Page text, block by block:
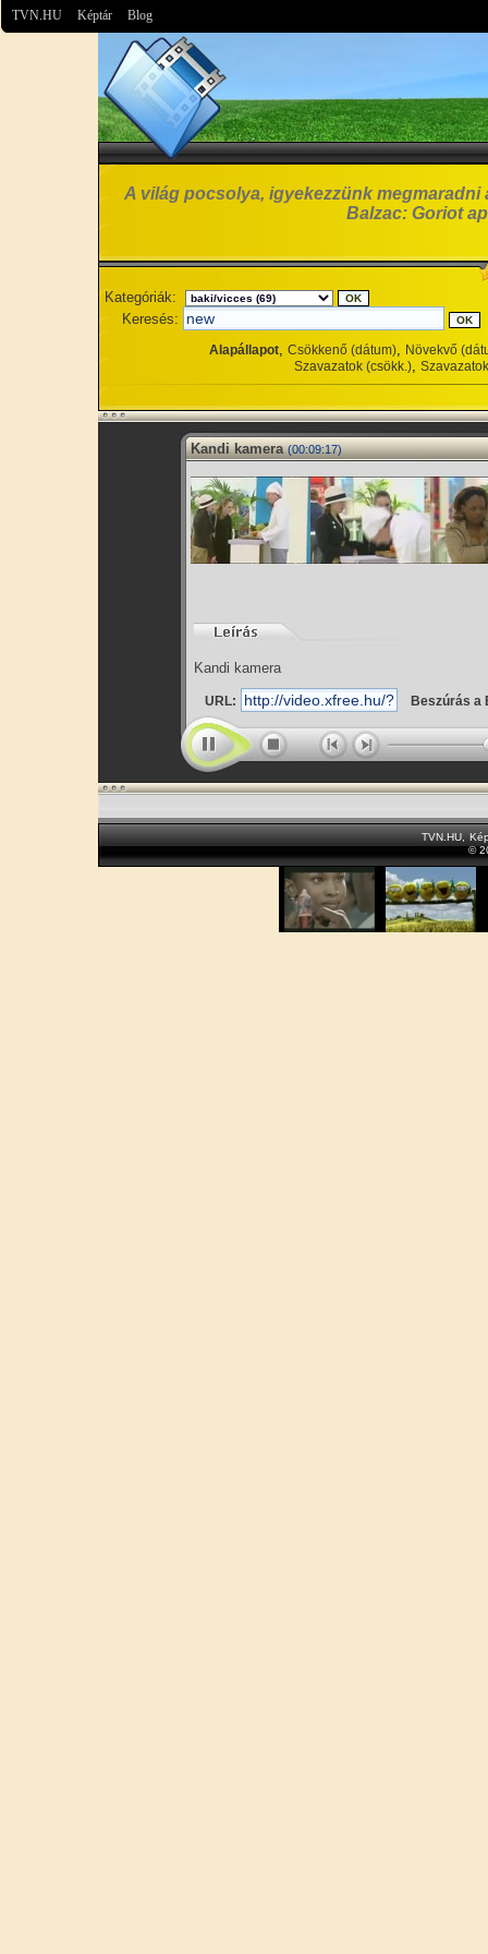
TVN.HU Képtár Blog
A világ pocsolya, igyekezzünk
Balzac: Goriot
Kategóriák:
Keresés:
Alapállapot, Csökkenő (dátum), Növekvő
Szavazatok (csökk.),
Kandi kamera (00:09:17)
Kandi kamera
URL: Beszúrás a
TVN.HU
©